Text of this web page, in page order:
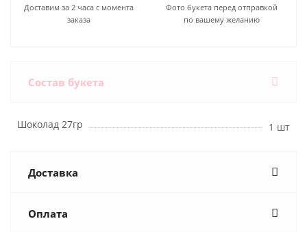
Доставим за 2 часа с момента
заказа
Фото букета перед отправкой
по вашему желанию
Состав букета
Шоколад 27гр 1 шт
Доставка
Оплата